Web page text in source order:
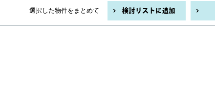
選択した物件をまとめて